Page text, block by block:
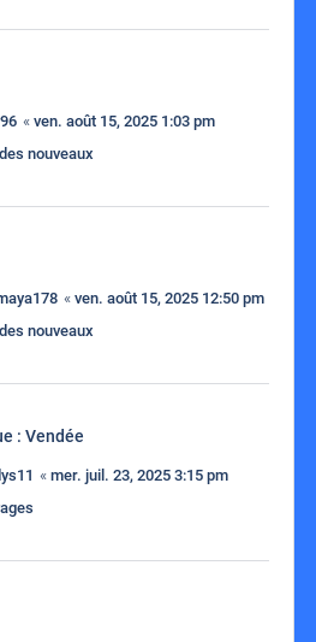
« ven. août 15, 2025 1:03 pm
nouveaux
« ven. août 15, 2025 12:50 pm
nouveaux
: Vendée
« mer. juil. 23, 2025 3:15 pm